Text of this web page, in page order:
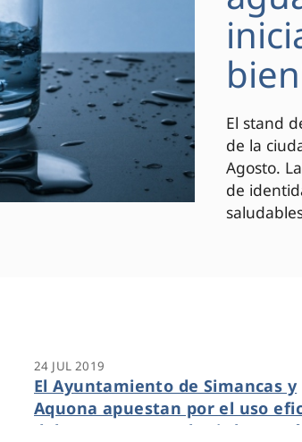
El stand
de la
Agosto.
de
24 JUL 2019
El Ayuntamiento de Simancas y
Aquona apuestan por el uso
del agua para combatir la sequía